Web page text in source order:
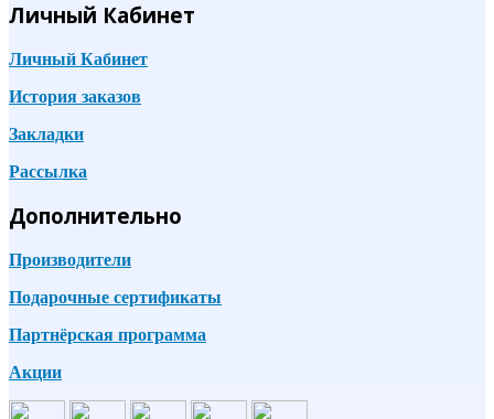
Личный Кабинет
Личный Кабинет
История заказов
Закладки
Рассылка
Дополнительно
Производители
Подарочные сертификаты
Партнёрская программа
Акции